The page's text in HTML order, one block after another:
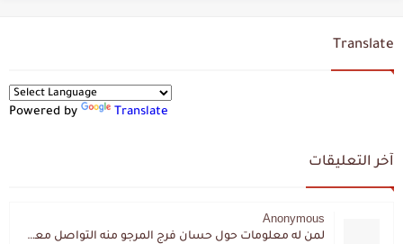
Translate
Powered by Translate
آخر التعليقات
Anonymous
لمن له معلومات حول حسان فرج المرجو منه التواصل معي لقد اختفى تماما و كانت لي به علاقة تواصل خاصة